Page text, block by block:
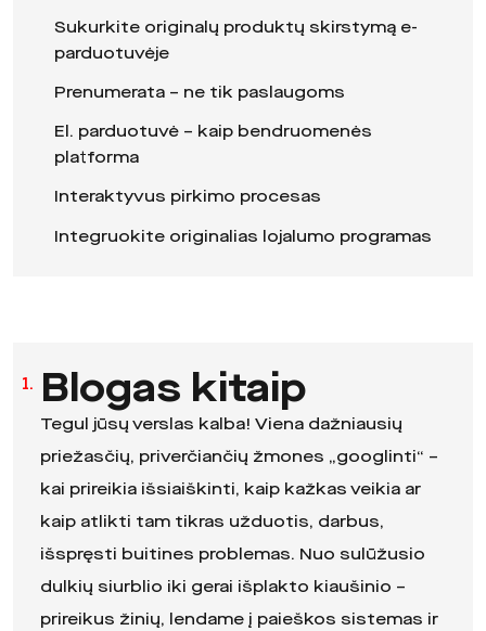
Sukurkite originalų produktų skirstymą e-
parduotuvėje
Prenumerata – ne tik paslaugoms
El. parduotuvė – kaip bendruomenės
platforma
Interaktyvus pirkimo procesas
Integruokite originalias lojalumo programas
1. Blogas kitaip
Tegul jūsų verslas kalba! Viena dažniausių
priežasčių, priverčiančių žmones „googlinti“ –
kai prireikia išsiaiškinti, kaip kažkas veikia ar
kaip atlikti tam tikras užduotis, darbus,
išspręsti buitines problemas. Nuo sulūžusio
dulkių siurblio iki gerai išplakto kiaušinio –
prireikus žinių, lendame į paieškos sistemas ir